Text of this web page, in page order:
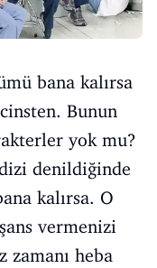
bana kalırsa
Bunun
yok mu?
denildiğinde
kalırsa. O
vermenizi
heba